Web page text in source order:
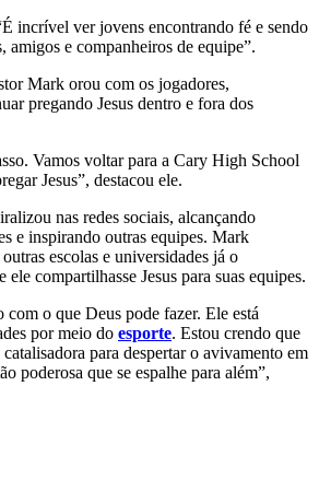
incrível ver jovens encontrando fé e sendo
amigos e companheiros de equipe”.
Mark orou com os jogadores,
pregando Jesus dentro e fora dos
Vamos voltar para a Cary High School
Jesus”, destacou ele.
nas redes sociais, alcançando
e inspirando outras equipes. Mark
escolas e universidades já o
compartilhasse Jesus para suas equipes.
com o que Deus pode fazer. Ele está
por meio do esporte. Estou crendo que
para despertar o avivamento em
poderosa que se espalhe para além”,